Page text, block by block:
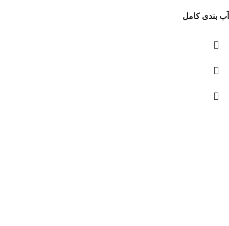
آب بندی کامل